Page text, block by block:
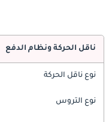
ناقل الحركة ونظام الدفع
نوع ناقل الحركة
نوع التروس